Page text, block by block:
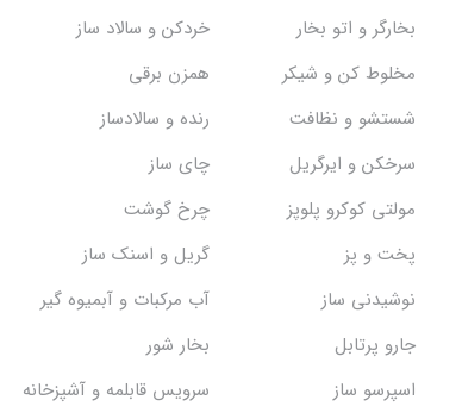
بخارگر و اتو بخار
خردکن و سالاد ساز
مخلوط کن و شیکر
همزن برقی
شستشو و نظافت
رنده و سالادساز
سرخکن و ایرگریل
چای ساز
مولتی کوکرو پلوپز
چرخ گوشت
پخت و پز
گریل و اسنک‌ ساز
نوشیدنی ساز
آب مرکبات و آبمیوه گیر
جارو پرتابل
بخار شور
اسپرسو ساز
سرویس قابلمه و آشپزخانه